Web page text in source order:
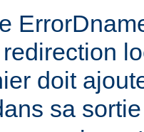
doit
sa